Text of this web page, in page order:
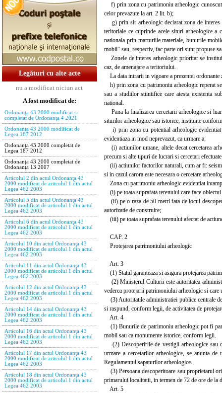
Legături cu alte acte
nu a modificat niciun act
A fost modificat de:
Ordonanţa 43 2000 modificat si
completat de Ordonanţa 4 2021
Ordonanţa 43 2000 modificat de
Legea 187 2012
Ordonanţa 43 2000 completat de
Legea 187 2012
Ordonanţa 43 2000 completat de
Ordonanţa 13 2007
Articolul 2 din actul Ordonanţa 43
2000 modificat de articolul 1 din actul
Legea 462 2003
Articolul 5 din actul Ordonanţa 43
2000 modificat de articolul 1 din actul
Legea 462 2003
Articolul 6 din actul Ordonanţa 43
2000 modificat de articolul 1 din actul
Legea 462 2003
Articolul 10 din actul Ordonanţa 43
2000 modificat de articolul 1 din actul
Legea 462 2003
Articolul 11 din actul Ordonanţa 43
2000 modificat de articolul 1 din actul
Legea 462 2003
Articolul 12 din actul Ordonanţa 43
2000 modificat de articolul 1 din actul
Legea 462 2003
Articolul 14 din actul Ordonanţa 43
2000 modificat de articolul 1 din actul
Legea 462 2003
Articolul 16 din actul Ordonanţa 43
2000 modificat de articolul 1 din actul
Legea 462 2003
Articolul 17 din actul Ordonanţa 43
2000 modificat de articolul 1 din actul
Legea 462 2003
Articolul 18 din actul Ordonanţa 43
2000 modificat de articolul 1 din actul
Legea 462 2003
f) prin zona cu patrimoniu arheologic cunoscut
celor prevazute la art. 2 lit. b);
g) prin sit arheologic declarat zona de interes
teritoriale ce cuprinde acele situri arheologice a
nationala prin marturiile materiale, bunurile
mobil" sau, respectiv, fac parte ori sunt propuse
Zonele de interes arheologic prioritar se
caz, de amenajare a teritoriului.
La data intrarii in vigoare a prezentei ordonante
h) prin zona cu patrimoniu arheologic reperat
sau a studiilor stiintifice care atesta existenta
national.
Pana la finalizarea cercetarii arheologice si
siturilor arheologice sau istorice, instituite
i) prin zona cu potential arheologic evidentiat
evidentiaza in mod neprevazut, ca urmare a:
(i) actiunilor umane, altele decat cercetarea
precum si alte tipuri de lucrari si cercetari
(ii) actiunilor factorilor naturali, cum ar fi:
si in cazul carora este necesara o cercetare
Zona cu patrimoniu arheologic evidentiat
(i) pe toata suprafata terenului care face
(ii) pe o raza de 50 metri fata de locul
autorizatie de construire;
(iii) pe toata suprafata terenului afectat de
CAP. 2
Protejarea patrimoniului arheologic
Art. 3
(1) Statul garanteaza si asigura protejarea
(2) Ministerul Culturii este autoritatea
vederea protejarii patrimoniului arheologic si care
(3) Autoritatile administratiei publice centrale
si raspund, conform legii, de activitatea de
Art. 4
(1) Bunurile de patrimoniu arheologic pot fi
mobil sau ca monumente istorice, conform legii.
(2) Descoperirile de vestigii arheologice sau
urmare a cercetarilor arheologice, se anunta
Regulamentul sapaturilor arheologice.
(3) Persoana descoperitoare sau proprietarul
primarului localitatii, in termen de 72 de ore de la
Art. 5